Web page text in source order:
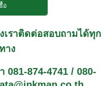
เราติดต่อสอบถามได้ทุก
าง
081-874-4741/ 080-